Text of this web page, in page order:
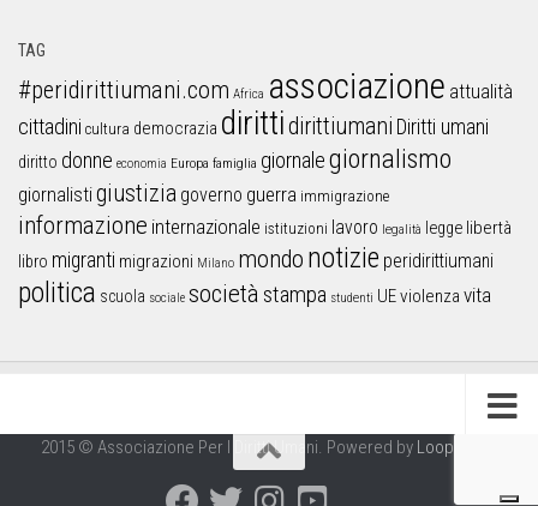
TAG
#peridirittiumani.com Africa associazione attualità
cittadini cultura democrazia dirittidirittiumani Diritti umani
diritto donne economia Europa famiglia giornalegiornalismo
giornalistigiustizia governo guerra immigrazione
informazione internazionale istituzioni lavoro legalità legge libertà
libro migranti migrazioni Milano mondo notizie peridirittiumani
politica scuola sociale società stampa studenti UEviolenza vita
2015 © Associazione Per I Diritti Umani. Powered by Looproject